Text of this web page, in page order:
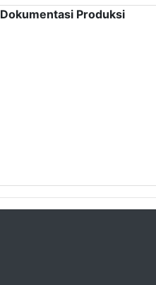
Dokumentasi Produksi